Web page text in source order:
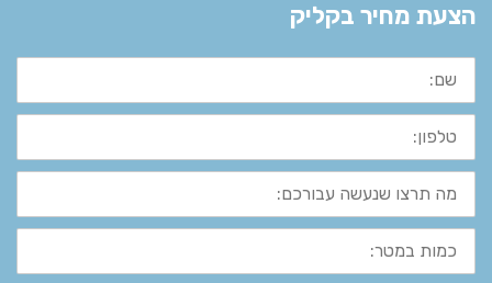
הצעת מחיר בקליק
שם:
טלפון:
מה
תרצו
שנעשה
עבורכם:
כמות
במטר: